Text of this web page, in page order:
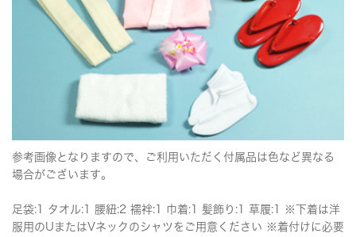
参考画像となりますので、ご利用いただく付属品は色など異なる
場合がございます。
足袋:1 タオル:1 腰紐:2 襦袢:1 巾着:1 髪飾り:1 草履:1 ※下着は洋
服用のUまたはVネックのシャツをご用意ください ※着付けに必要